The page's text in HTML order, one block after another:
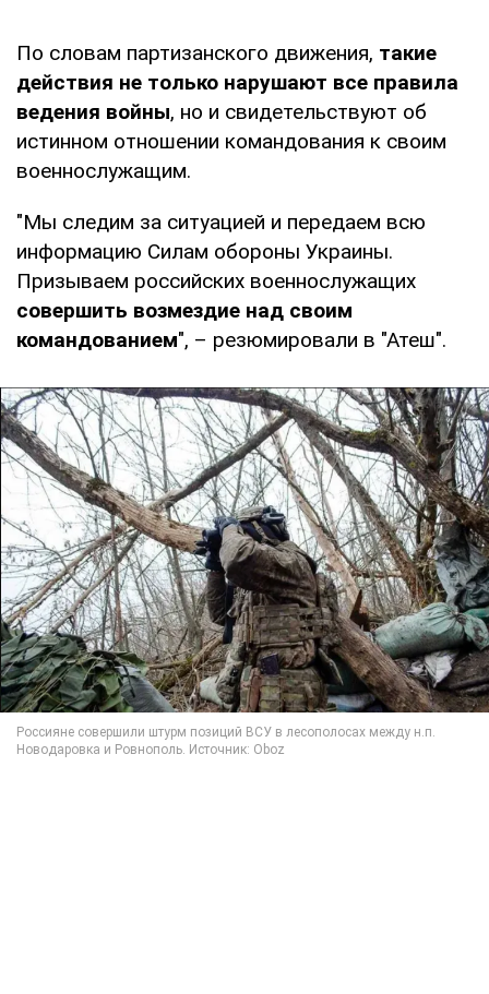
По словам партизанского движения, такие
действия не только нарушают все правила
ведения войны, но и свидетельствуют об
истинном отношении командования к своим
военнослужащим.
"Мы следим за ситуацией и передаем всю
информацию Силам обороны Украины.
Призываем российских военнослужащих
совершить возмездие над своим
командованием", – резюмировали в "Атеш".